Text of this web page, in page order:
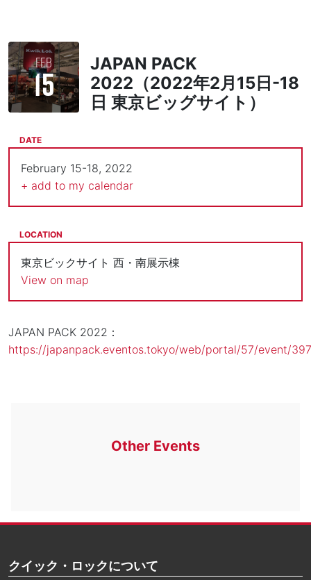
JAPAN PACK
2022（2022年2月15日-18
日 東京ビッグサイト）
FEB
15
DATE
February 15-18, 2022
+ add to my calendar
LOCATION
東京ビックサイト 西・南展示棟
View on map
JAPAN PACK 2022：
https://japanpack.eventos.tokyo/web/portal/57/event/
Other Events
クイック・ロックについて